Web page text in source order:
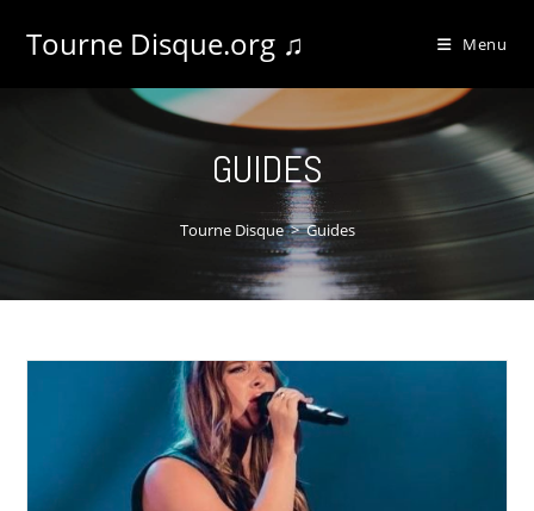
Tourne Disque.org ♫ Menu
GUIDES
Tourne Disque > Guides